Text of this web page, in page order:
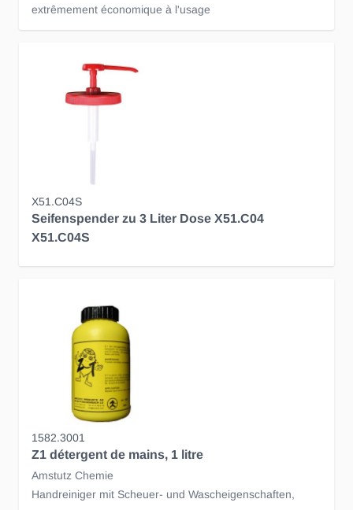
extrêmement économique à l'usage
X51.C04S
Seifenspender zu 3 Liter Dose X51.C04
X51.C04S
1582.3001
Z1 détergent de mains, 1 litre
Amstutz Chemie
Handreiniger mit Scheuer- und Wascheigenschaften,